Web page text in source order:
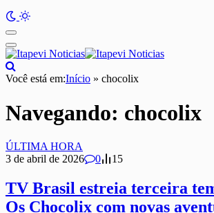
Você está em:Início » chocolix
Navegando: chocolix
ÚLTIMA HORA
3 de abril de 2026
0 15
TV Brasil estreia terceira
Os Chocolix com novas